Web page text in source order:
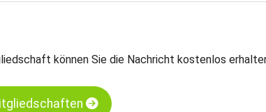
können Sie die Nachricht kostenlos